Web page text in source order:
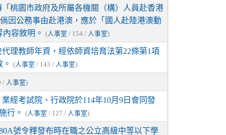
桃園市政府及所屬各機關（構）人員赴香港
因公務事由赴港澳，應於「國人赴陸港澳動
容敘明。
(人事室 / 154 / 人事室)
理教師年資，經依師資培育法第22條第1項
(人事室 / 143 / 人事室)
/ 人事室)
經考試院、行政院於114年10月9日會同發
行。
(人事室 / 127 / 人事室)
號令釋發布時在職之公立高級中等以下學